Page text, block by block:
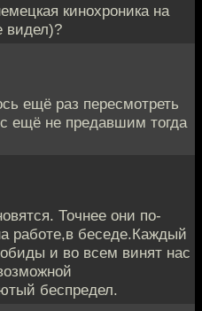
кинохроника на
видел)?
ещё раз пересмотреть
ещё не предавшим тогда
Точнее они по-
работе,в беседе.Каждый
и во всем винят нас
беспредел.